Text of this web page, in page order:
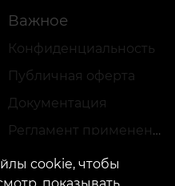
Важное
Конфиденциальность
Публичная оферта
Документация
Регламент применения акций
cookie, чтобы